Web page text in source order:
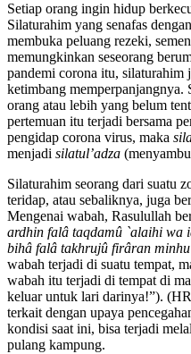
Setiap orang ingin hidup
Silaturahim yang senafas
membuka peluang rezeki,
memungkinkan seseorang
pandemi corona itu, silaturahim
ketimbang memperpanjangnya.
orang atau lebih yang belum
pertemuan itu terjadi bersama
pengidap corona virus, maka
menjadi silatul’adza
Silaturahim seorang dari suatu
teridap, atau sebaliknya, juga
Mengenai wabah, Rasulullah
ardhin falâ taqdamû `alaihi wa
bihâ falâ takhrujû firâran
wabah terjadi di suatu tempat,
wabah itu terjadi di tempat di
keluar untuk lari darinya!”).
terkait dengan upaya
kondisi saat ini, bisa terjadi
pulang kampung.